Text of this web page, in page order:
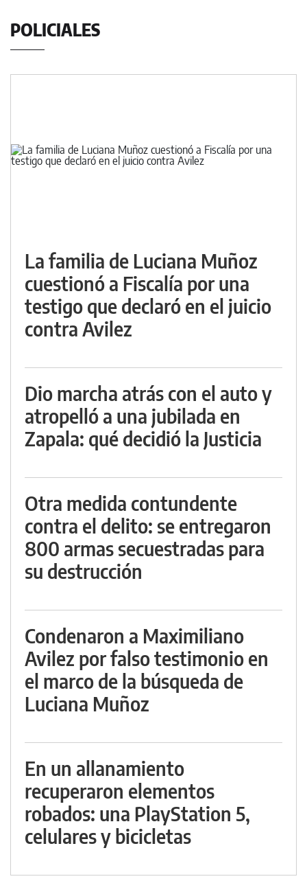
POLICIALES
La familia de Luciana Muñoz
cuestionó a Fiscalía por una
testigo que declaró en el juicio
contra Avilez
Dio marcha atrás con el auto y
atropelló a una jubilada en
Zapala: qué decidió la Justicia
Otra medida contundente
contra el delito: se entregaron
800 armas secuestradas para
su destrucción
Condenaron a Maximiliano
Avilez por falso testimonio en
el marco de la búsqueda de
Luciana Muñoz
En un allanamiento
recuperaron elementos
robados: una PlayStation 5,
celulares y bicicletas